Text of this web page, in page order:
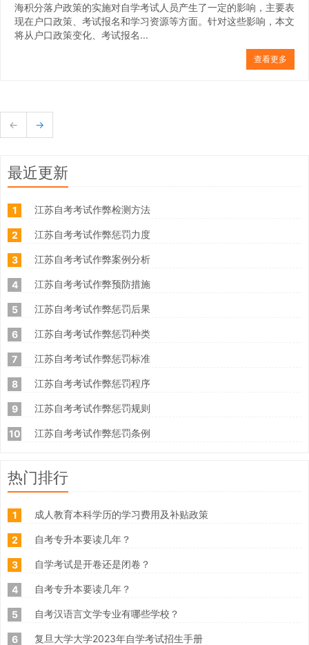
海积分落户政策的实施对自学考试人员产生了一定的影响，主要表
现在户口政策、考试报名和学习资源等方面。针对这些影响，本文
将从户口政策变化、考试报名...
查看更多
← →
最近更新
1 江苏自考考试作弊检测方法
2 江苏自考考试作弊惩罚力度
3 江苏自考考试作弊案例分析
4 江苏自考考试作弊预防措施
5 江苏自考考试作弊惩罚后果
6 江苏自考考试作弊惩罚种类
7 江苏自考考试作弊惩罚标准
8 江苏自考考试作弊惩罚程序
9 江苏自考考试作弊惩罚规则
10 江苏自考考试作弊惩罚条例
热门排行
1 成人教育本科学历的学习费用及补贴政策
2 自考专升本要读几年？
3 自学考试是开卷还是闭卷？
4 自考专升本要读几年？
5 自考汉语言文学专业有哪些学校？
6 复旦大学大学2023年自学考试招生手册